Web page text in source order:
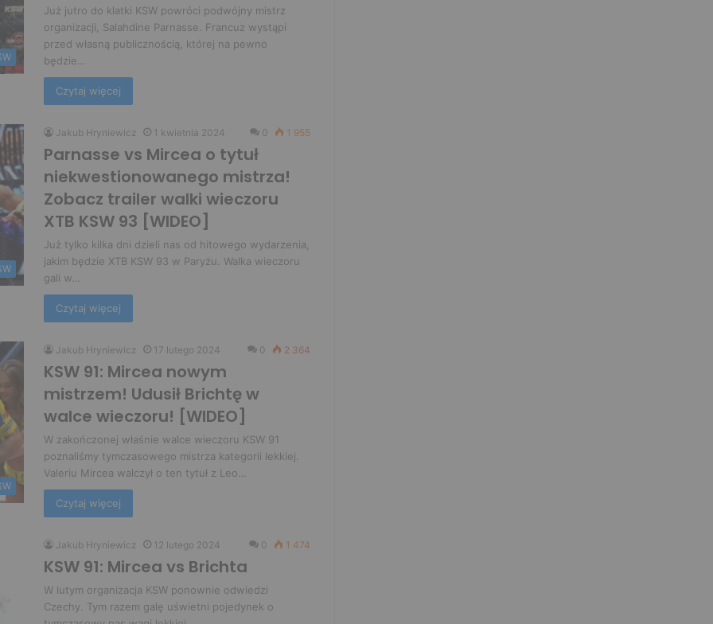
Już jutro do klatki KSW powróci podwójny mistrz
organizacji, Salahdine Parnasse. Francuz wystąpi
przed własną publicznością, której na pewno
będzie…
Czytaj więcej
Jakub Hryniewicz 1 kwietnia 2024 0 1 955
Parnasse vs Mircea o tytuł
niekwestionowanego mistrza!
Zobacz trailer walki wieczoru
XTB KSW 93 [WIDEO]
Już tylko kilka dni dzieli nas od hitowego wydarzenia,
jakim będzie XTB KSW 93 w Paryżu. Walka wieczoru
gali w…
Czytaj więcej
Jakub Hryniewicz 17 lutego 2024 0 2 364
KSW 91: Mircea nowym
mistrzem! Udusił Brichtę w
walce wieczoru! [WIDEO]
W zakończonej właśnie walce wieczoru KSW 91
poznaliśmy tymczasowego mistrza kategorii lekkiej.
Valeriu Mircea walczył o ten tytuł z Leo…
Czytaj więcej
Jakub Hryniewicz 12 lutego 2024 0 1 474
KSW 91: Mircea vs Brichta
W lutym organizacja KSW ponownie odwiedzi
Czechy. Tym razem galę uświetni pojedynek o